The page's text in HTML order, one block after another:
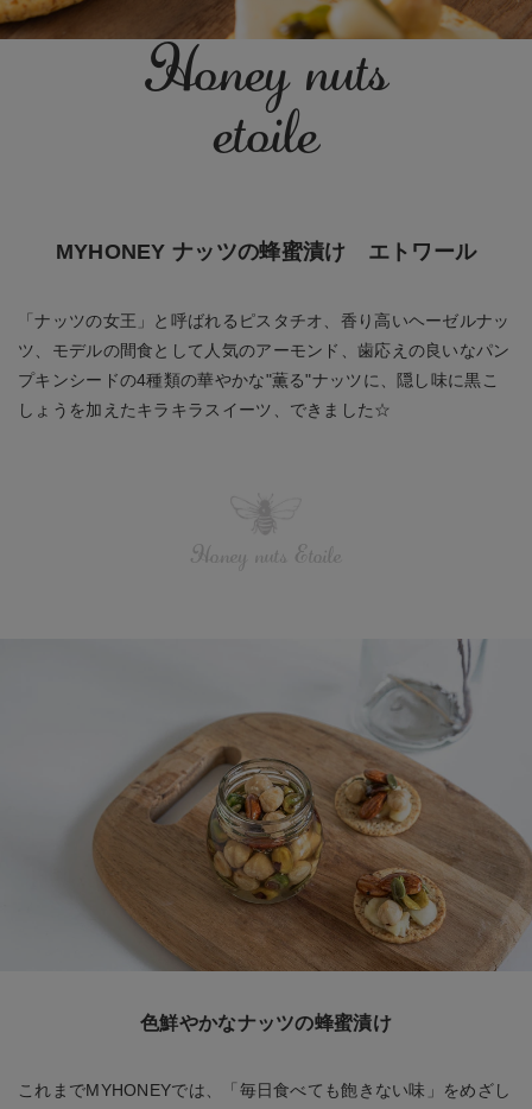
Honey nuts
etoile
MYHONEY ナッツの蜂蜜漬け エトワール
「ナッツの女王」と呼ばれるピスタチオ、香り高いヘーゼルナッ
ツ、モデルの間食として人気のアーモンド、歯応えの良いなパン
プキンシードの4種類の華やかな"薫る"ナッツに、隠し味に黒こ
しょうを加えたキラキラスイーツ、できました☆
Honey nuts Etoile
色鮮やかなナッツの蜂蜜漬け
これまでMYHONEYでは、「毎日食べても飽きない味」をめざし